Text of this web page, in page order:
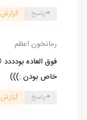
نازنین بزرگ شده بود و
نازنین برایم همان
عمو موهایش را دو
خاله بازی می کرد.
امّا می فهمیدم که
زندگی و پیشرفت
پاسخ
رمانخون اعظم
فوق العاده
خاص بودن :)))
پاسخ